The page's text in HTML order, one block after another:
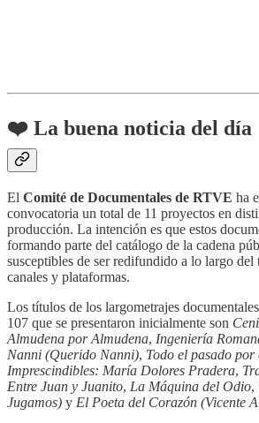
❤️ La buena noticia del día
El Comité de Documentales de RTVE ha
convocatoria un total de 11 proyectos en
producción. La intención es que estos
formando parte del catálogo de la cadena
susceptibles de ser redifundido a lo largo
canales y plataformas.
Los títulos de los largometrajes
107 que se presentaron inicialmente son
Almudena por Almudena, Ingeniería
Nanni (Querido Nanni), Todo el pasado por
Imprescindibles: María Dolores Pradera,
Entre Juan y Juanito, La Máquina del Odio,
Jugamos) y El Poeta del Corazón (Vicente